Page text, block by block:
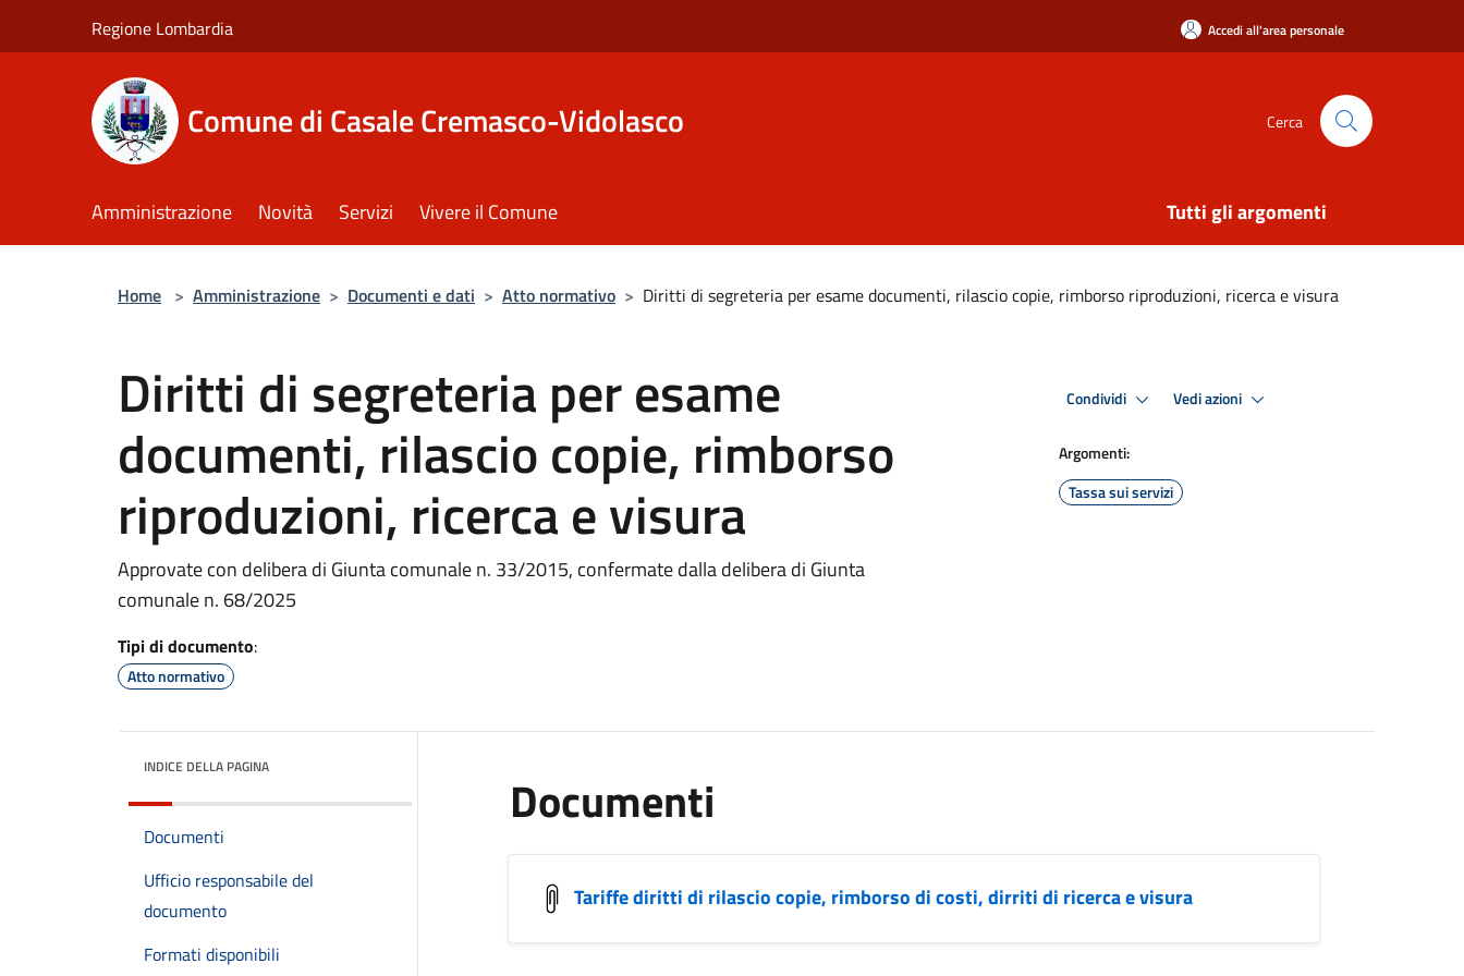
Regione Lombardia Accedi all'area personale
Comune di Casale Cremasco-Vidolasco Cerca
Amministrazione Novità Servizi Vivere il Comune Tutti gli argomenti
Home > Amministrazione > Documenti e dati > Atto normativo > Diritti di segreteria per esame documenti, rilascio copie, rimborso riproduzioni, ricerca e visura
Diritti di segreteria per esame
documenti, rilascio copie, rimborso
riproduzioni, ricerca e visura
Approvate con delibera di Giunta comunale n. 33/2015, confermate dalla delibera di Giunta
comunale n. 68/2025
Tipi di documento:
Atto normativo
Condividi Vedi azioni
Argomenti:
Tassa sui servizi
INDICE DELLA PAGINA
Documenti
Ufficio responsabile del
documento
Formati disponibili
Documenti
Tariffe diritti di rilascio copie, rimborso di costi, dirriti di ricerca e visura